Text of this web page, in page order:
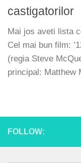
castigatorilor
Mai jos aveti lista
Cel mai bun film:
(regia Steve
principal: Matthew
FOLLOW: